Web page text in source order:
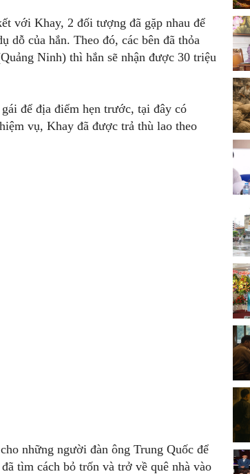
với Khay, 2 đối tượng đã gặp nhau để
dỗ của hắn. Theo đó, các bên đã thỏa
Ninh) thì hắn sẽ nhận được 30 triệu
để địa điểm hẹn trước, tại đây có
vụ, Khay đã được trả thù lao theo
những người đàn ông Trung Quốc để
tìm cách bỏ trốn và trở về quê nhà vào